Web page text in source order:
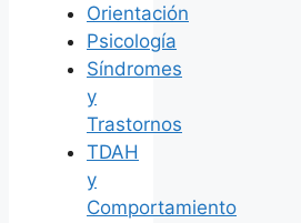
Orientación
Psicología
Síndromes
y
Trastornos
TDAH
y
Comportamiento